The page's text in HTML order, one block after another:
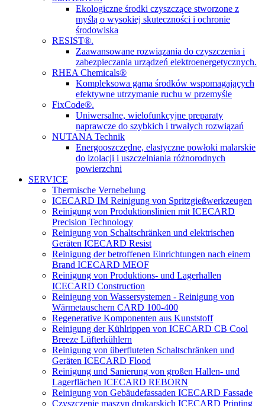
Ekologiczne środki czyszczące stworzone z
myślą o wysokiej skuteczności i ochronie
środowiska
RESIST®.
Zaawansowane rozwiązania do czyszczenia i
zabezpieczania urządzeń elektroenergetycznych.
RHEA Chemicals®
Kompleksowa gama środków wspomagających
efektywne utrzymanie ruchu w przemyśle
FixCode®.
Uniwersalne, wielofunkcyjne preparaty
naprawcze do szybkich i trwałych rozwiązań
NUTANA Technik
Energooszczędne, elastyczne powłoki malarskie
do izolacji i uszczelniania różnorodnych
powierzchni
SERVICE
Thermische Vernebelung
ICECARD IM Reinigung von Spritzgießwerkzeugen
Reinigung von Produktionslinien mit ICECARD
Precision Technology
Reinigung von Schaltschränken und elektrischen
Geräten ICECARD Resist
Reinigung der betroffenen Einrichtungen nach einem
Brand ICECARD MEOF
Reinigung von Produktions- und Lagerhallen
ICECARD Construction
Reinigung von Wassersystemen - Reinigung von
Wärmetauschern CARD 100-400
Regenerative Komponenten aus Kunststoff
Reinigung der Kühlrippen von ICECARD CB Cool
Breeze Lüfterkühlern
Reinigung von überfluteten Schaltschränken und
Geräten ICECARD Flood
Reinigung und Sanierung von großen Hallen- und
Lagerflächen ICECARD REBORN
Reinigung von Gebäudefassaden ICECARD Fassade
Czyszczenie maszyn drukarskich ICECARD Printing